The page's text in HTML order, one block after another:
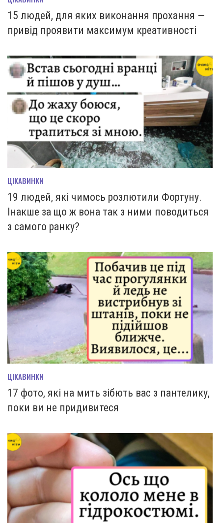
15 людей, для яких виконання прохання —
привід проявити максимум креативності
ЦІКАВИНКИ
19 людей, які чимось розлютили Фортуну.
Інакше за що ж вона так з ними поводиться
з самого ранку?
ЦІКАВИНКИ
17 фото, які на мить зiбють вас з пантелику,
поки ви не придивитеся